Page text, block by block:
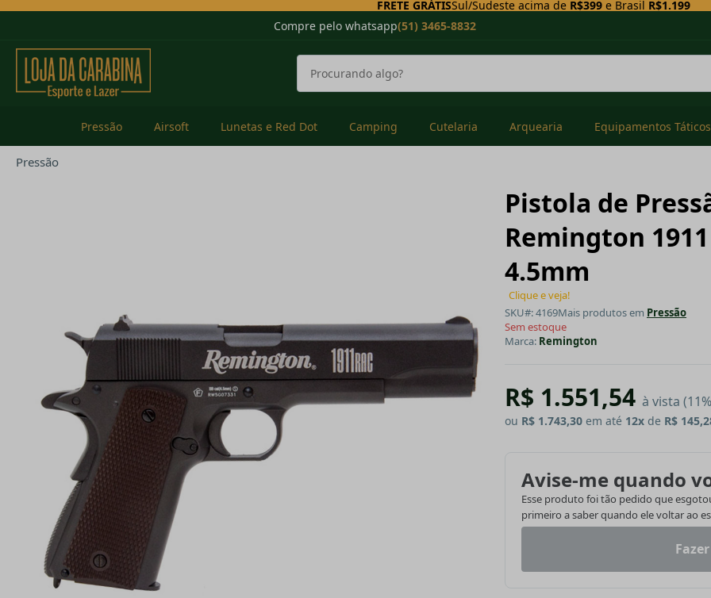
FRETE GRÁTISSul/Sudeste acima de R$399e Brasil R$1.199
Compre pelo whatsapp(51) 3465-8832
Pressão Airsoft Lunetas e Red Dot Camping Cutelaria Arquearia Equipamentos Táticos
Pressão
Pistola de
Remington
4.5mm
Clique e veja!
SKU#: 4169Mais produtos em Pressão
Sem estoque
Marca: Remington
R$ 1.551,54 à vista
ou R$ 1.743,30 em até 12x de R$
Avise-me quando
Esse produto foi tão pedido que
primeiro a saber quando ele voltar ao